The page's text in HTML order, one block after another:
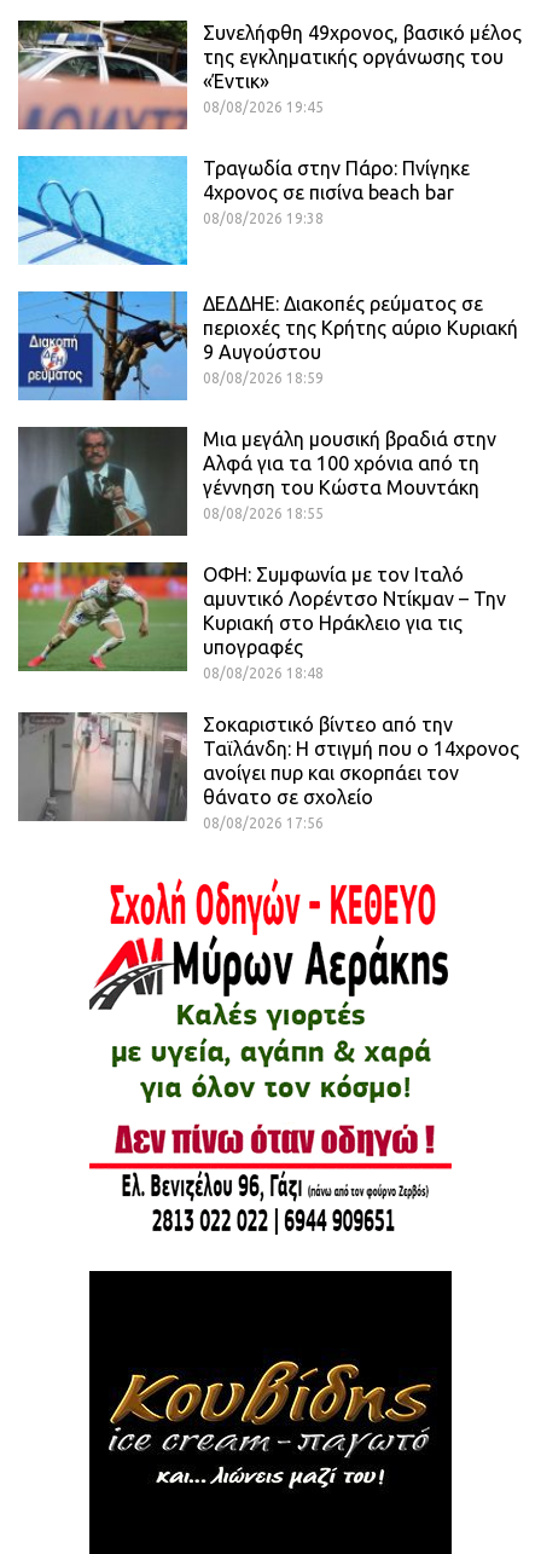
Συνελήφθη 49χρονος, βασικό μέλος
της εγκληματικής οργάνωσης του
«Έντικ»
08/08/2026 19:45
Τραγωδία στην Πάρο: Πνίγηκε
4χρονος σε πισίνα beach bar
08/08/2026 19:38
ΔΕΔΔΗΕ: Διακοπές ρεύματος σε
περιοχές της Κρήτης αύριο Κυριακή
9 Αυγούστου
08/08/2026 18:59
Μια μεγάλη μουσική βραδιά στην
Αλφά για τα 100 χρόνια από τη
γέννηση του Κώστα Μουντάκη
08/08/2026 18:55
ΟΦΗ: Συμφωνία με τον Ιταλό
αμυντικό Λορέντσο Ντίκμαν – Την
Κυριακή στο Ηράκλειο για τις
υπογραφές
08/08/2026 18:48
Σοκαριστικό βίντεο από την
Ταϊλάνδη: Η στιγμή που ο 14χρονος
ανοίγει πυρ και σκορπάει τον
θάνατο σε σχολείο
08/08/2026 17:56